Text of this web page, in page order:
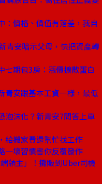
：價格、價值有落差，我自
青安暗示父母，快把資產轉
七期包3房：漲價擴散蛋白
青安跟基本工資一樣，最低
泡沫化？新青安7問答上車
給搬家費還幫忙找工作
壞習慣害你反覆發作
領主」！攤販到Uber司機